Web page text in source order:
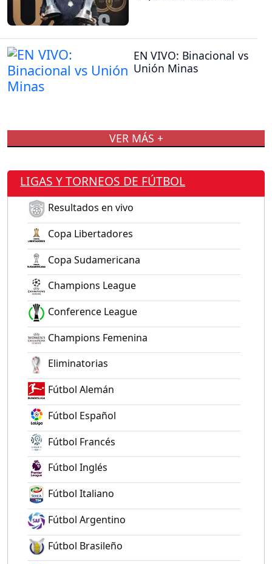
EN VIVO: Binacional vs
Unión Minas
VER MÁS +
LIGAS Y TORNEOS DE FÚTBOL
Resultados en vivo
Copa Libertadores
Copa Sudamericana
Champions League
Conference League
Champions Femenina
Eliminatorias
Fútbol Alemán
Fútbol Español
Fútbol Francés
Fútbol Inglés
Fútbol Italiano
Fútbol Argentino
Fútbol Brasileño